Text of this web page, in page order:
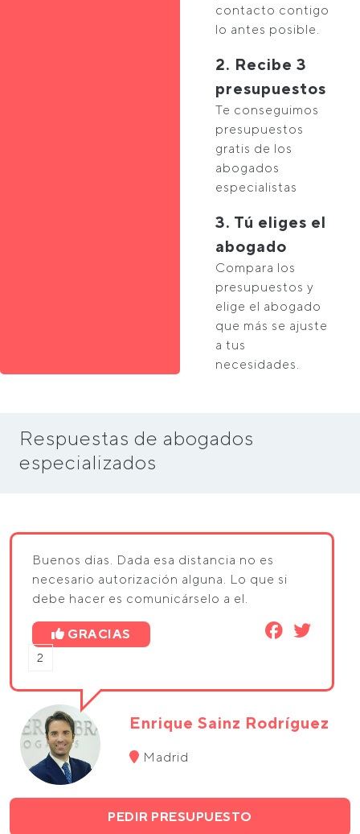
contacto contigo
lo antes posible.
2. Recibe 3
presupuestos
Te conseguimos
presupuestos
gratis de los
abogados
especialistas
3. Tú eliges el
abogado
Compara los
presupuestos y
elige el abogado
que más se ajuste
a tus
necesidades.
Respuestas de abogados
especializados
Buenos dias. Dada esa distancia no es
necesario autorización alguna. Lo que si
debe hacer es comunicárselo a el.
GRACIAS
2
Enrique Sainz Rodríguez
Madrid
PEDIR PRESUPUESTO